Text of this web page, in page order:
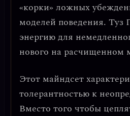
«корки» ложных
моделей поведения. Туз
энергию для
нового на расчищенном
Этот майндсет
толерантностью к
Вместо того чтобы